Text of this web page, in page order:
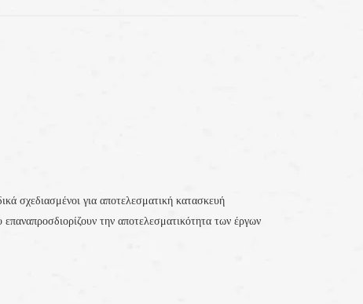
σχεδιασμένοι για αποτελεσματική κατασκευή
την αποτελεσματικότητα των έργων